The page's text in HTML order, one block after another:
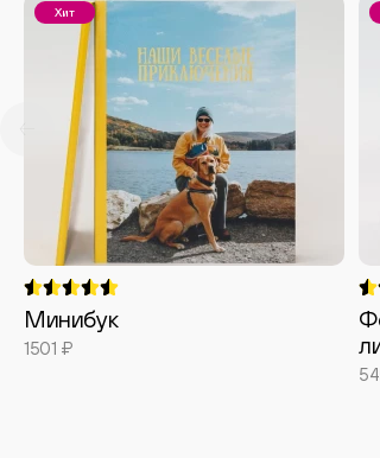
Хит
Минибук
1501 ₽